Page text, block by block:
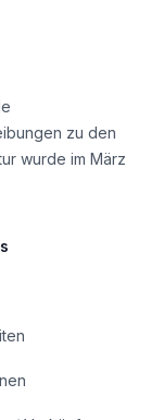
zu den
wurde im März